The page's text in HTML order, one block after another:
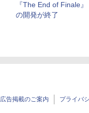
『The End of Finale
の開発が終了
広告掲載のご案内 プライバ